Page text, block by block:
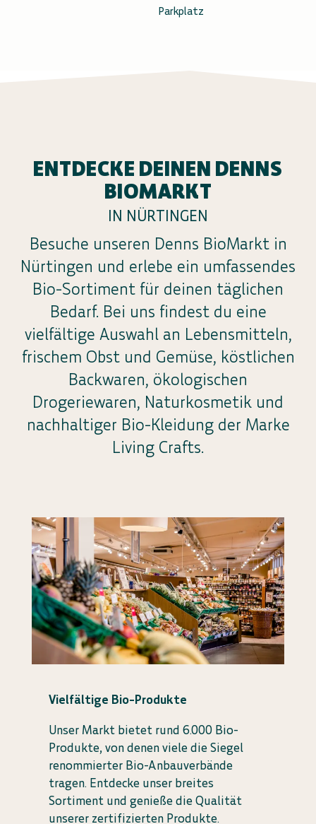
Parkplatz
ENTDECKE DEINEN DENNS
BIOMARKT
IN NÜRTINGEN
Besuche unseren Denns BioMarkt in
Nürtingen und erlebe ein umfassendes
Bio-Sortiment für deinen täglichen
Bedarf. Bei uns findest du eine
vielfältige Auswahl an Lebensmitteln,
frischem Obst und Gemüse, köstlichen
Backwaren, ökologischen
Drogeriewaren, Naturkosmetik und
nachhaltiger Bio-Kleidung der Marke
Living Crafts.
Vielfältige Bio-Produkte
Unser Markt bietet rund 6.000 Bio-
Produkte, von denen viele die Siegel
renommierter Bio-Anbauverbände
tragen. Entdecke unser breites
Sortiment und genieße die Qualität
unserer zertifizierten Produkte.